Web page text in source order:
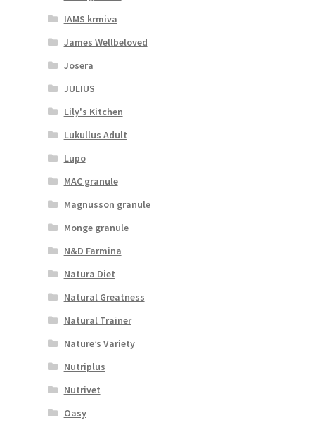
IAMS krmiva
James Wellbeloved
Josera
JULIUS
Lily's Kitchen
Lukullus Adult
Lupo
MAC granule
Magnusson granule
Monge granule
N&D Farmina
Natura Diet
Natural Greatness
Natural Trainer
Nature’s Variety
Nutriplus
Nutrivet
Oasy